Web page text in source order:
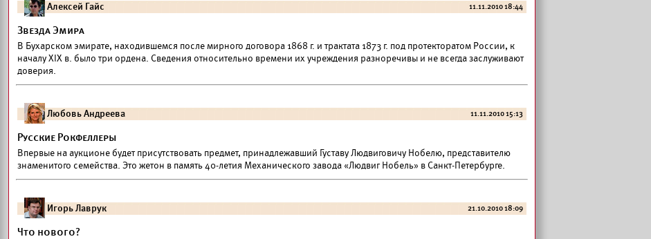
Алексей Гайс 11.11.2010 18:44
Звезда Эмира
В Бухарском эмирате, находившемся после мирного договора 1868 г. и трактата 1873 г. под протекторатом России, к
началу XIX в. было три ордена. Сведения относительно времени их учреждения разноречивы и не всегда заслуживают
доверия.
Любовь Андреева 11.11.2010 15:13
Русские Рокфеллеры
Впервые на аукционе будет присутствовать предмет, принадлежавший Густаву Людвиговичу Нобелю, представителю
знаменитого семейства. Это жетон в память 40-летия Механического завода «Людвиг Нобель» в Санкт-Петербурге.
Игорь Лаврук 21.10.2010 18:09
Что нового?